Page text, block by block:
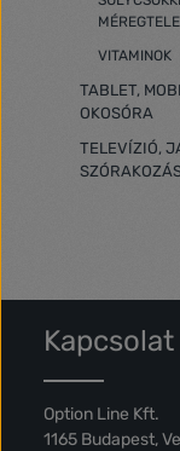
VITAMINOK
TABLET,
OKOSÓRA
TELEVÍZIÓ,
Kapcsolat
Option Line Kft.
1165 Budapest,